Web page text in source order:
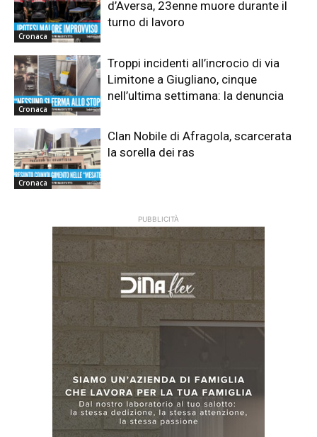
Cronaca
d’Aversa, 23enne muore durante il
turno di lavoro
Cronaca
Troppi incidenti all’incrocio di via
Limitone a Giugliano, cinque
nell’ultima settimana: la denuncia
Cronaca
Clan Nobile di Afragola, scarcerata
la sorella dei ras
PUBBLICITÀ